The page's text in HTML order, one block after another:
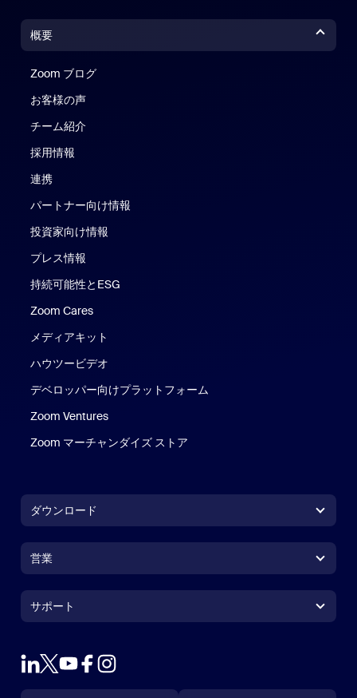
概要
Zoom ブログ
お客様の声
チーム紹介
採用情報
連携
パートナー向け情報
投資家向け情報
プレス情報
持続可能性とESG
Zoom Cares
メディアキット
ハウツービデオ
デベロッパー向けプラットフォーム
Zoom Ventures
Zoom マーチャンダイズ ストア
ダウンロード
Zoom RoomsアプリZoom Roomsアプリ
Zoom Roomsコントローラ
Outlookプラグイン
営業
営業担当にお問い合わせ
デモをリクエスト
サポート
サポート
アカウント